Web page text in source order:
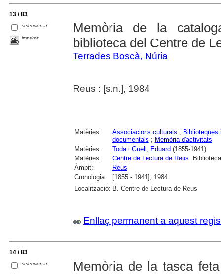
13 / 83
seleccionar
imprimir
Memòria de la
biblioteca del Centre de
Terrades Boscà, Núria
Reus : [s.n.], 1984
Matèries: Associacions culturals ; Biblioteques
documentals ; Memòria d'activitats
Matèries:
Toda i Güell, Eduard (1855-1941)
Matèries:
Centre de Lectura de Reus. Biblioteca
Àmbit:
Reus
Cronologia:
[1855 - 1941]; 1984
Localització: B. Centre de Lectura de Reus
Enllaç permanent a aquest
14 / 83
seleccionar
Memòria de la tasca